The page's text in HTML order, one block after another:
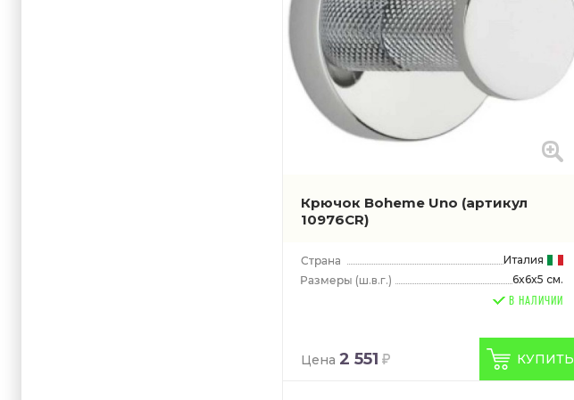
Крючок Boheme Uno (артикул
10976CR)
Италия
(ш.в.г.)
6x6x5 см.
В НАЛИЧИИ
Цена 2 551 КУПИТЬ